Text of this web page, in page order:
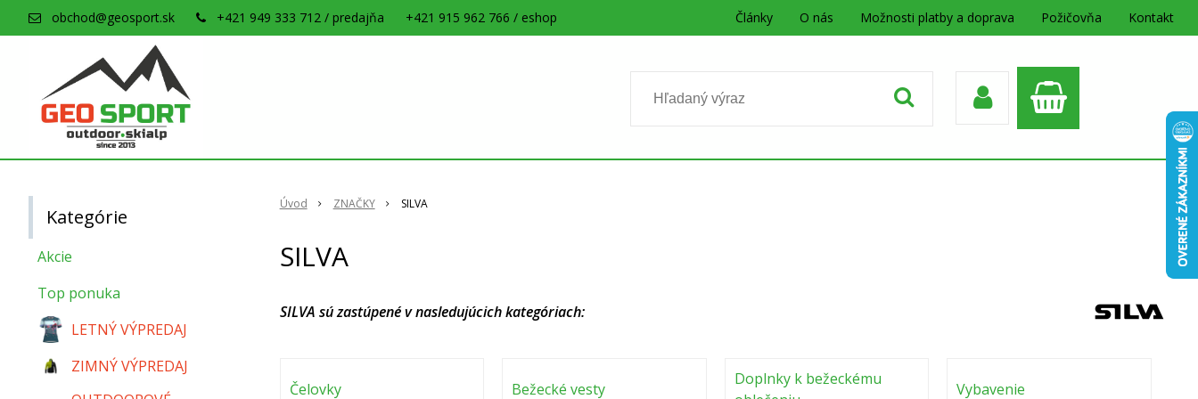
obchod@geosport.sk +421 949 333 712 / predajňa +421 915 962 766 / eshop Články O nás Možnosti platby a doprava Požičovňa Kontakt
Úvod ZNAČKY SILVA
SILVA
SILVA sú zastúpené v nasledujúcich kategóriach:
Čelovky Bežecké vesty
Doplnky k bežeckému
Vybavenie
Kategórie
Akcie
Top ponuka
LETNÝ VÝPREDAJ
ZIMNÝ VÝPREDAJ